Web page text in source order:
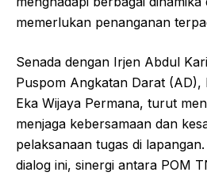
memerlukan penanganan
Senada dengan Irjen Abdul
Puspom Angkatan Darat
Eka Wijaya Permana, turut
menjaga kebersamaan dan
pelaksanaan tugas di
dialog ini, sinergi antara POM